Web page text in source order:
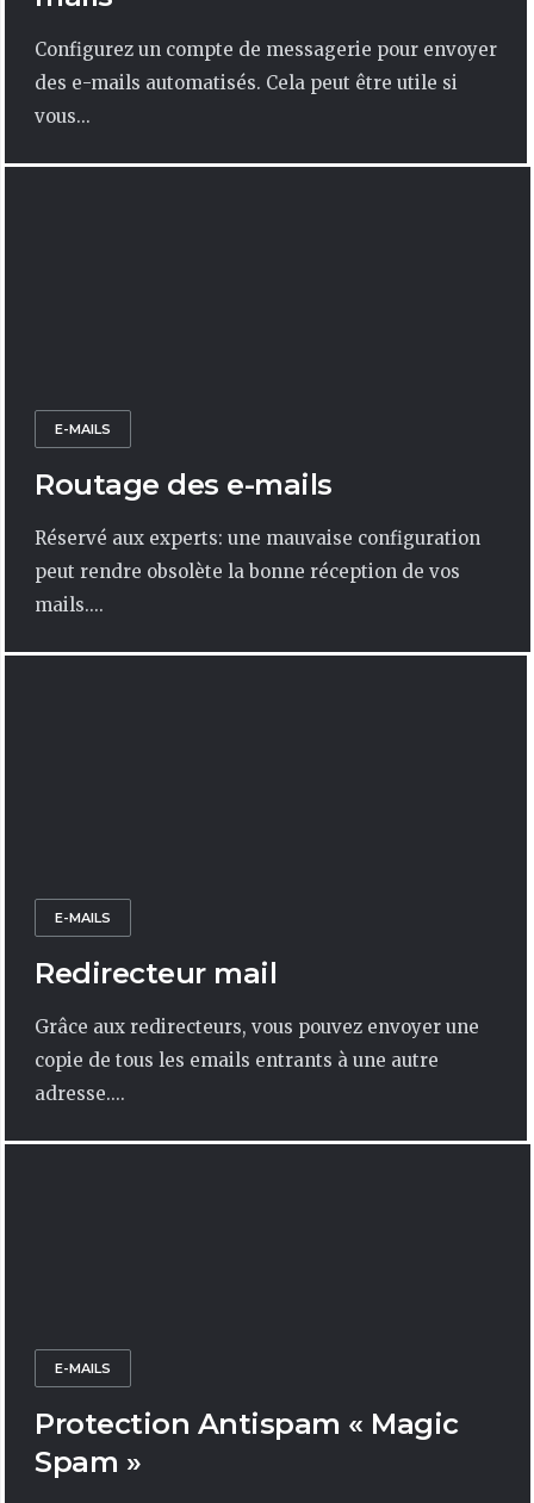
Configurez un compte de messagerie pour envoyer
des e-mails automatisés. Cela peut être utile si
vous...
E-MAILS
Routage des e-mails
Réservé aux experts: une mauvaise configuration
peut rendre obsolète la bonne réception de vos
mails....
E-MAILS
Redirecteur mail
Grâce aux redirecteurs, vous pouvez envoyer une
copie de tous les emails entrants à une autre
adresse....
E-MAILS
Protection Antispam « Magic
Spam »